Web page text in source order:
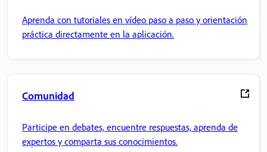
Aprenda con tutoriales en vídeo paso a paso y orientación
práctica directamente en la aplicación.
Comunidad
Participe en debates, encuentre respuestas, aprenda de
expertos y comparta sus conocimientos.